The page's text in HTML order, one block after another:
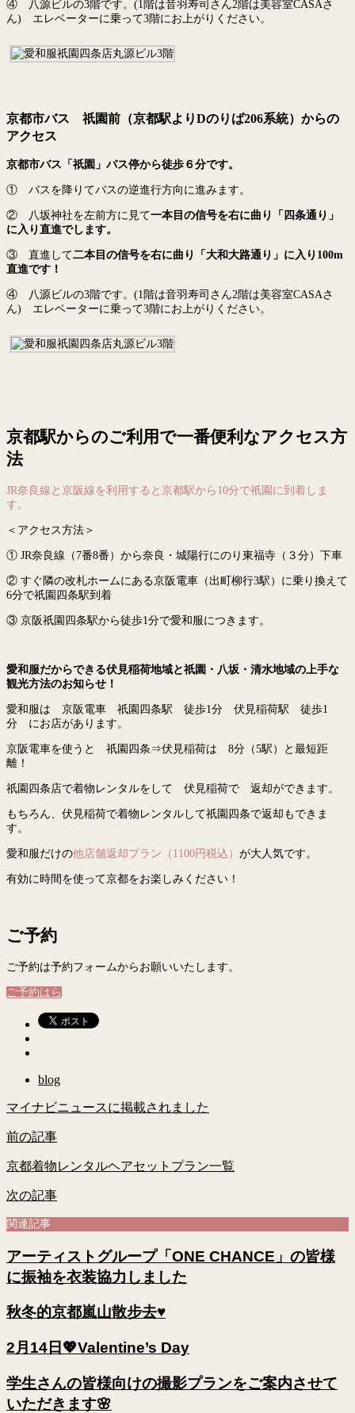
④ 八源ビルの3階です。(1階は音羽寿司さん2階は美容室CASAさ
ん) エレベーターに乗って3階にお上がりください。
京都市バス 祇園前（京都駅よりDのりば206系統）からの
アクセス
京都市バス「祇園」バス停から徒歩６分です。
① バスを降りてバスの逆進行方向に進みます。
② 八坂神社を左前方に見て一本目の信号を右に曲り「四条通り」
に入り直進でします。
③ 直進して二本目の信号を右に曲り「大和大路通り」に入り100m
直進です！
④ 八源ビルの3階です。(1階は音羽寿司さん2階は美容室CASAさ
ん) エレベーターに乗って3階にお上がりください。
京都駅からのご利用で一番便利なアクセス方
法
JR奈良線と京阪線を利用すると京都駅から10分で祇園に到着しま
す。
＜アクセス方法＞
① JR奈良線（7番8番）から奈良・城陽行にのり東福寺（３分）下車
② すぐ隣の改札ホームにある京阪電車（出町柳行3駅）に乗り換えて
6分で祇園四条駅到着
③ 京阪祇園四条駅から徒歩1分で愛和服につきます。
愛和服だからできる伏見稲荷地域と祇園・八坂・清水地域の上手な
観光方法のお知らせ！
愛和服は 京阪電車 祇園四条駅 徒歩1分 伏見稲荷駅 徒歩1
分 にお店があります。
京阪電車を使うと 祇園四条⇒伏見稲荷は 8分（5駅）と最短距
離！
祇園四条店で着物レンタルをして 伏見稲荷で 返却ができます。
もちろん、伏見稲荷で着物レンタルして祇園四条で返却もできま
す。
愛和服だけの他店舗返却プラン（1100円税込） が大人気です。
有効に時間を使って京都をお楽しみください！
ご予約
ご予約は予約フォームからお願いいたします。
ご予約はら
blog
マイナビニュースに掲載されました
前の記事
京都着物レンタルヘアセットプラン一覧
次の記事
関連記事
アーティストグループ「ONE CHANCE」の皆様
に振袖を衣装協力しました
秋冬的京都嵐山散步去♥
2月14日💖Valentine’s Day
学生さんの皆様向けの撮影プランをご案内させて
いただきます🌸